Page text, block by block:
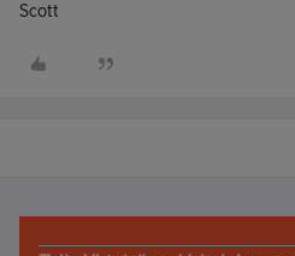
Scott